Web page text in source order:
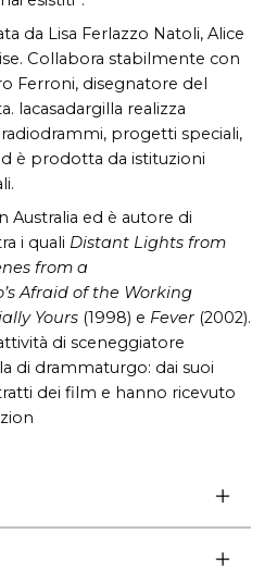
da Lisa Ferlazzo Natoli, Alice
Collabora stabilmente con
Ferroni, disegnatore del
lacasadargilla realizza
progetti speciali,
è prodotta da istituzioni
Australia ed è autore di
i quali Distant Lights from
from a
Afraid of the Working
Yours (1998) e Fever (2002).
di sceneggiatore
di drammaturgo: dai suoi
dei film e hanno ricevuto
ore 21.00
19.00